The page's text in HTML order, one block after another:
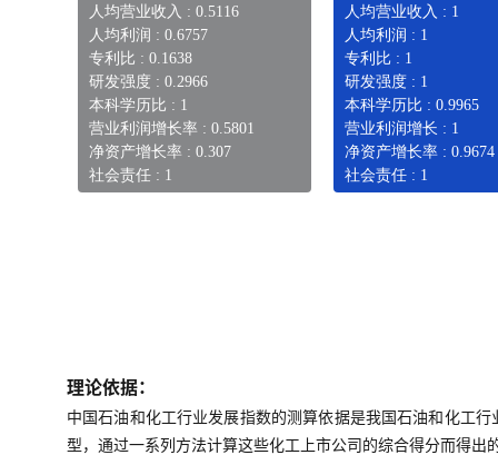
人均营业收入 : 0.5116
人均利润 : 0.6757
专利比 : 0.1638
研发强度 : 0.2966
本科学历比 : 1
营业利润增长率 : 0.5801
净资产增长率 : 0.307
社会责任 : 1
人均营业收入 : 1
人均利润 : 1
专利比 : 1
研发强度 : 1
本科学历比 : 0.9965
营业利润增长 : 1
净资产增长率 : 0.9674
社会责任 : 1
理论依据：
中国石油和化工行业发展指数的测算依据是我国石油和化工
型，通过一系列方法计算这些化工上市公司的综合得分而得